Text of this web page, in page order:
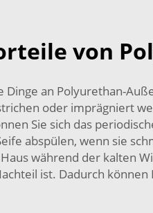
von
an Polyurethan-
oder imprägniert
Sie sich das
abspülen, wenn sie
während der kalten
ist. Dadurch